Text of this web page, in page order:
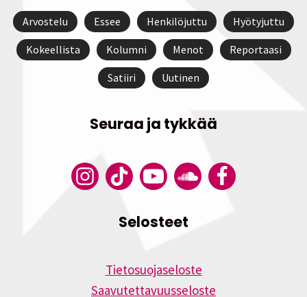
Arvostelu Essee Henkilöjuttu Hyötyjuttu
Kokeellista Kolumni Menot Reportaasi
Satiiri Uutinen
Seuraa ja tykkää
Selosteet
Tietosuojaseloste
Saavutettavuusseloste